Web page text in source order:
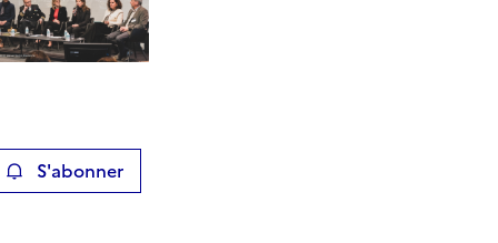
S'abonner